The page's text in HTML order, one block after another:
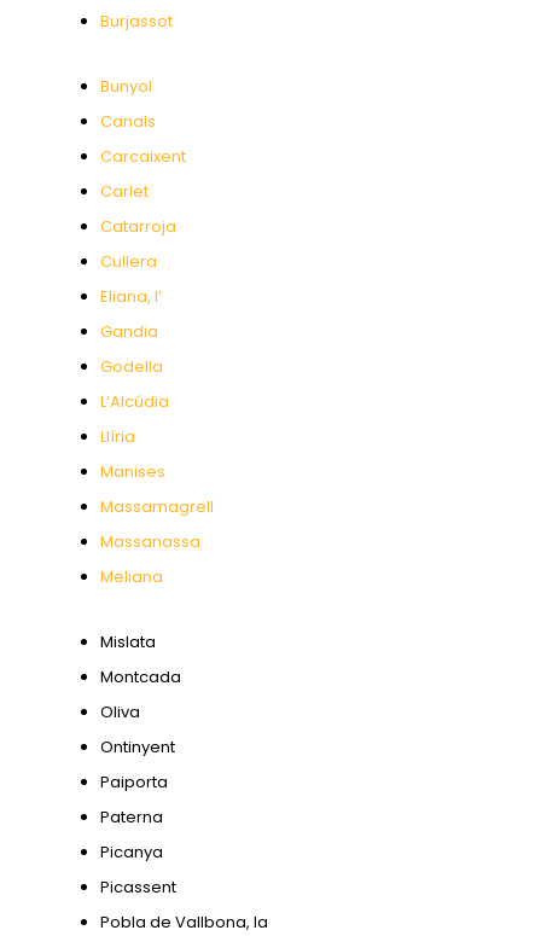
Burjassot
Bunyol
Canals
Carcaixent
Carlet
Catarroja
Cullera
Eliana, l’
Gandia
Godella
L’Alcúdia
Llíria
Manises
Massamagrell
Massanassa
Meliana
Mislata
Montcada
Oliva
Ontinyent
Paiporta
Paterna
Picanya
Picassent
Pobla de Vallbona, la